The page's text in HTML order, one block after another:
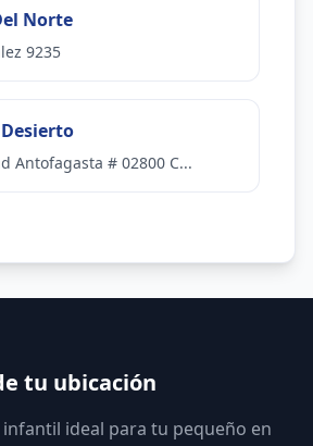
Norte
9235
Antofagasta # 02800 C...
tu ubicación
ideal para tu pequeño en